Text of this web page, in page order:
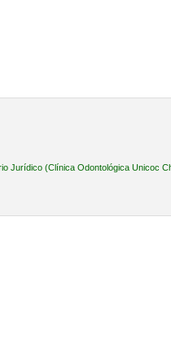
Jurídico (Clínica Odontológica Unicoc